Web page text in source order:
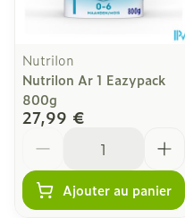
Nutrilon
Nutrilon Ar 1 Eazypack
800g
27,99 €
Ajouter au panier